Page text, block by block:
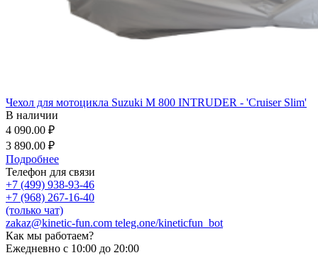
Чехол для мотоцикла Suzuki M 800 INTRUDER - 'Cruiser Slim'
В наличии
4 090.00 ₽
3 890.00 ₽
Подробнее
Телефон для связи
+7 (499) 938-93-46
+7 (968) 267-16-40
(только чат)
zakaz@kinetic-fun.com teleg.one/kineticfun_bot
Как мы работаем?
Ежедневно с 10:00 до 20:00